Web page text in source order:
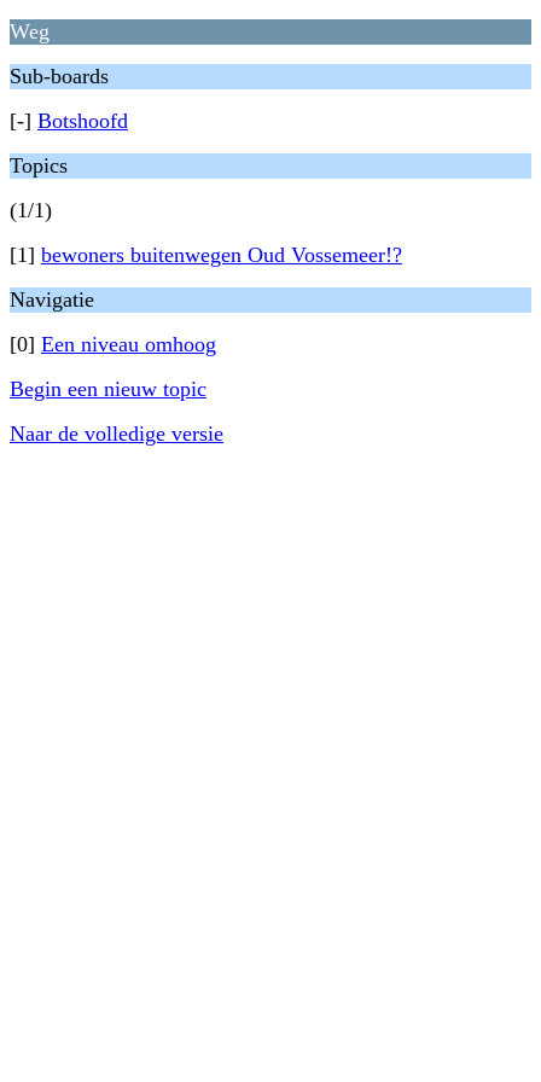
Weg
Sub-boards
[-] Botshoofd
Topics
(1/1)
[1] bewoners buitenwegen Oud Vossemeer!?
Navigatie
[0] Een niveau omhoog
Begin een nieuw topic
Naar de volledige versie